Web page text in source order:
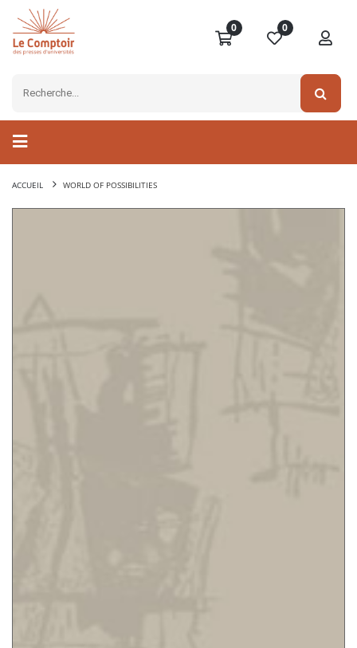
0 0
ACCUEIL WORLD OF POSSIBILITIES